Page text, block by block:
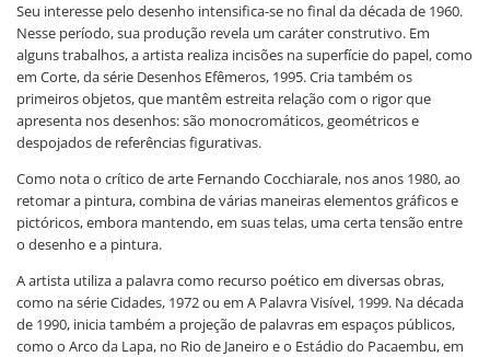
Seu interesse pelo desenho intensifica-se no final da década de 1960.
Nesse período, sua produção revela um caráter construtivo. Em
alguns trabalhos, a artista realiza incisões na superfície do papel, como
em Corte, da série Desenhos Efêmeros, 1995. Cria também os
primeiros objetos, que mantêm estreita relação com o rigor que
apresenta nos desenhos: são monocromáticos, geométricos e
despojados de referências figurativas.
Como nota o crítico de arte Fernando Cocchiarale, nos anos 1980, ao
retomar a pintura, combina de várias maneiras elementos gráficos e
pictóricos, embora mantendo, em suas telas, uma certa tensão entre
o desenho e a pintura.
A artista utiliza a palavra como recurso poético em diversas obras,
como na série Cidades, 1972 ou em A Palavra Visível, 1999. Na década
de 1990, inicia também a projeção de palavras em espaços públicos,
como o Arco da Lapa, no Rio de Janeiro e o Estádio do Pacaembu, em